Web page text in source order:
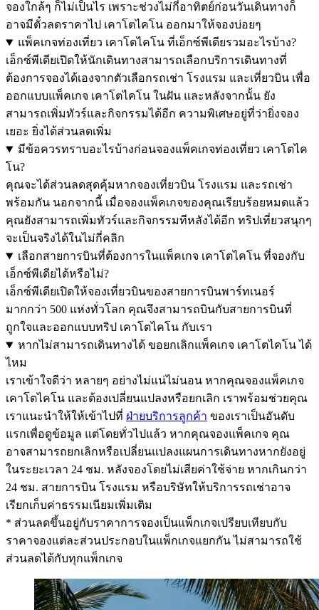
จองใกล้ๆ ก็ไม่เป็นไร เพราะช่วงไม่กี่อาทิตย์ก่อนวันเดินทางก็
อาจมีตั๋วลดราคาไป เคาโตไคโน ออกมาให้จองบ่อยๆ
แพ็คเกจท่องเที่ยว เคาโตไคโน ที่เอ็กซ์พีเดียรวมอะไรบ้าง?
เอ็กซ์พีเดียเปิดให้นักเดินทางสามารถเลือกบริการเดินทางที่
ต้องการจองได้เองจากตัวเลือกรถเช่า โรงแรม และเที่ยวบิน เพื่อ
ออกแบบแพ็คเกจ เคาโตไคโน ในฝัน และหลังจากนั้น ยัง
สามารถเพิ่มทัวร์และกิจกรรมได้อีก ความพิเศษอยู่ที่ว่ายิ่งจอง
เยอะ ยิ่งได้ส่วนลดเพิ่ม
มีข้อควรทราบอะไรบ้างก่อนจองแพ็คเกจท่องเที่ยว เคาโตไค
โน?
คุณจะได้ส่วนลดสุดคุ้มหากจองเที่ยวบิน โรงแรม และรถเช่า
พร้อมกัน นอกจากนี้ เมื่อจองแพ็คเกจของคุณเรียบร้อยหมดแล้ว
คุณยังสามารถเพิ่มทัวร์และกิจกรรมทีหลังได้อีก ทริปเที่ยวสนุกๆ
จะเป็นจริงได้ในไม่กี่คลิก
เลือกสายการบินที่ต้องการในแพ็คเกจ เคาโตไคโน ที่จองกับ
เอ็กซ์พีเดียได้หรือไม่?
เอ็กซ์พีเดียเปิดให้จองเที่ยวบินของสายการบินพาร์ทเนอร์
มากกว่า 500 แห่งทั่วโลก คุณจึงสามารถบินกับสายการบินที่
ถูกใจและออกแบบทริป เคาโตไคโน กับเรา
หากไม่สามารถเดินทางได้ ขอยกเลิกแพ็คเกจ เคาโตไคโน ได้
ไหม
เราเข้าใจดีว่า หลายๆ อย่างไม่แน่ไม่นอน หากคุณจองแพ็คเกจ
เคาโตไคโน และต้องเปลี่ยนแปลงหรือยกเลิก เราพร้อมช่วยคุณ
เราแนะนำให้ให้เข้าไปที่ ฝ่ายบริการลูกค้า ของเราเป็นอันดับ
แรกเพื่อดูข้อมูล แต่โดยทั่วไปแล้ว หากคุณจองแพ็คเกจ คุณ
อาจสามารถยกเลิกหรือเปลี่ยนแปลงแผนการเดินทางหากยังอยู่
ในระยะเวลา 24 ชม. หลังจองโดยไม่เสียค่าใช้จ่าย หากเกินกว่า
24 ชม. สายการบิน โรงแรม หรือบริษัทให้บริการรถเช่าอาจ
เรียกเก็บค่าธรรมเนียมเพิ่มเติม
* ส่วนลดขึ้นอยู่กับราคาการจองเป็นแพ็กเกจเปรียบเทียบกับ
ราคาจองแต่ละส่วนประกอบในแพ็กเกจแยกกัน ไม่สามารถใช้
ส่วนลดได้กับทุกแพ็กเกจ